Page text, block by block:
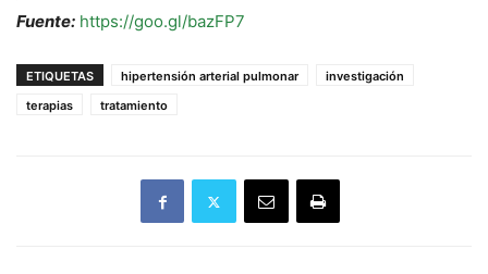
Fuente: https://goo.gl/bazFP7
ETIQUETAS hipertensión arterial pulmonar
investigación
terapias
tratamiento